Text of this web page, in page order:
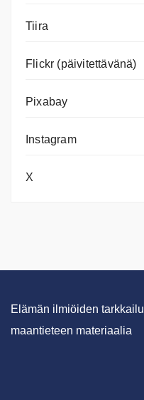
Tiira
Flickr (päivitettävänä)
Pixabay
Instagram
X
Elämän ilmiöiden
maantieteen materiaalia